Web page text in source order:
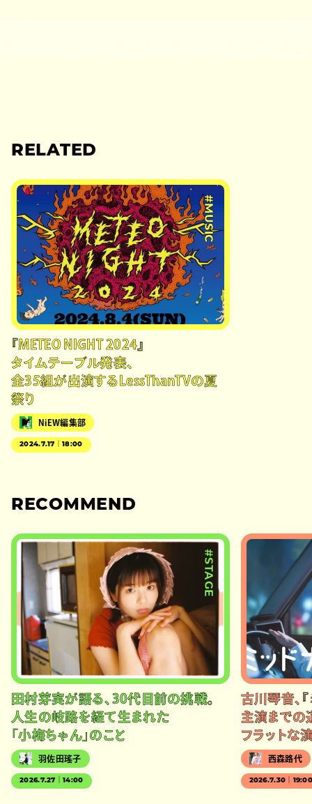
RELATED
#MUSIC
『METEO NIGHT 2024』
タイムテーブル発表、
全35組が出演するLessThanTVの夏
祭り
NiEW編集部
2024.7.17｜18:00
RECOMMEND
#STAGE
田村芽実が語る、30代目前の挑戦。
人生の岐路を経て生まれた
「小梅ちゃん」のこと
羽佐田瑤子
2026.7.27｜14:00
古川琴音、
主演までの
フラットな
西森路代
2026.7.30｜